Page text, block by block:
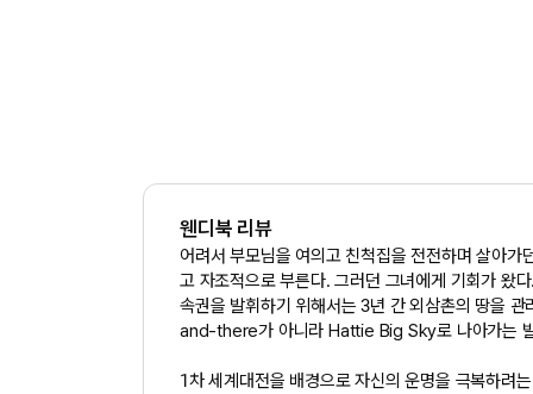
웬디북 리뷰
어려서 부모님을 여의고 친척집을 전전하며 살아
고 자조적으로 부른다. 그러던 그녀에게 기회가 왔
속권을 발휘하기 위해서는 3년 간 외삼촌의 땅을
and-there가 아니라 Hattie Big Sky로 나아가는
1차 세계대전을 배경으로 자신의 운명을 극복하